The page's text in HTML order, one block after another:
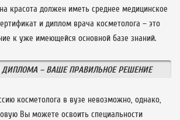
красота должен иметь среднее медицинское
и диплом врача косметолога – это
к уже имеющейся основной базе знаний.
ДИПЛОМА – ВАШЕ ПРАВИЛЬНОЕ РЕШЕНИЕ
косметолога в вузе невозможно, однако,
Вы можете освоить специальности